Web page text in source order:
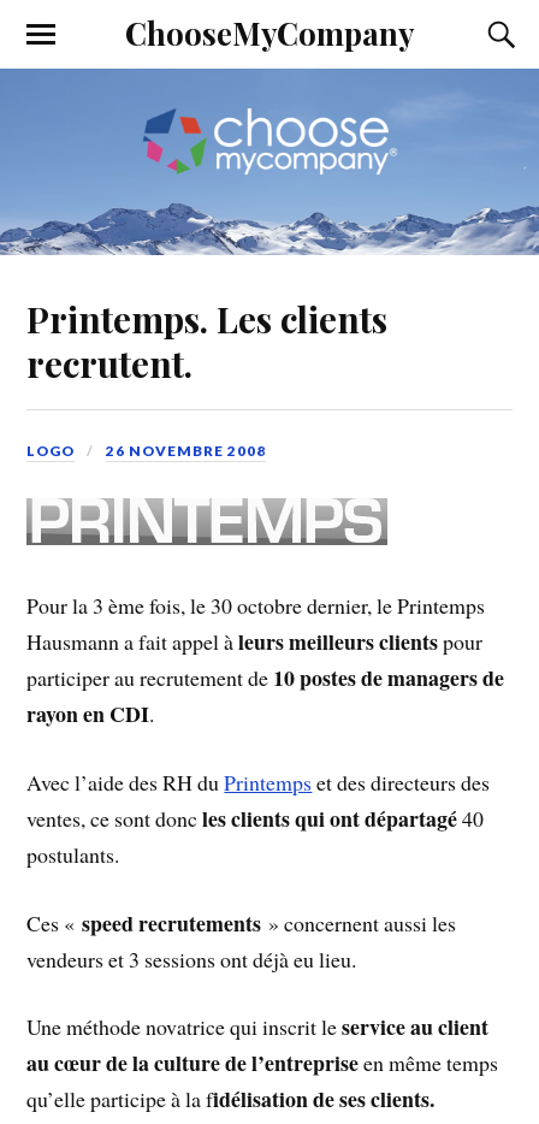
ChooseMyCompany
Printemps. Les clients
recrutent.
LOGO 26 NOVEMBRE 2008
Pour la 3 ème fois, le 30 octobre dernier, le Printemps
Hausmanna fait appel àleurs meilleurs clientspour
participer au recrutement de 10 postes de managers de
rayon en CDI.
Avec l’aide des RH duPrintemps et des directeurs des
ventes, ce sont doncles clients qui ont départagé40
postulants.
Ces «speed recrutements » concernent aussi les
vendeurs et 3 sessions ont déjà eu lieu.
Une méthode novatrice qui inscrit leservice au client
au cœur de la culture de l’entrepriseen même temps
qu’elle participe à la fidélisation de ses clients.